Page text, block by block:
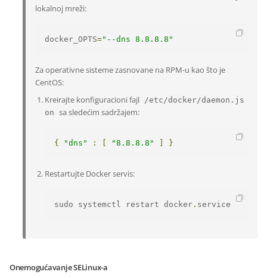
lokalnoj mreži:
docker_OPTS="--dns 8.8.8.8"
Za operativne sisteme zasnovane na RPM-u kao što je
CentOS:
Kreirajte konfiguracioni fajl /etc/docker/daemon.js
on sa sledećim sadržajem:
{ "dns" : "8.8.8.8" }
Restartujte Docker servis:
sudo systemctl restart docker . service
Onemogućavanje SELinux-a